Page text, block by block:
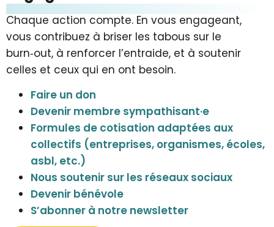
Chaque action compte. En vous engageant,
vous contribuez à briser les tabous sur le
burn‑out, à renforcer l’entraide, et à soutenir
celles et ceux qui en ont besoin.
Faire un don
Devenir membre sympathisant·e
Formules de cotisation adaptées aux
collectifs (entreprises, organismes, écoles,
asbl, etc.)
Nous soutenir sur les réseaux sociaux
Devenir bénévole
S’abonner à notre newsletter